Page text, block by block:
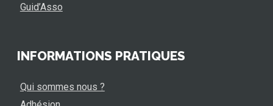
Guid’Asso
INFORMATIONS PRATIQUES
Qui sommes nous ?